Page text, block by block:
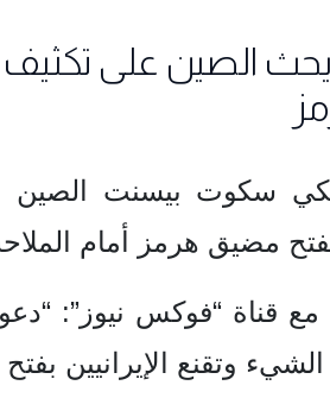
يحث الصين على
سكوت بيسنت الصين
بفتح مضيق هرمز أمام
قناة “فوكس نيوز”:
وتقنع الإيرانيين